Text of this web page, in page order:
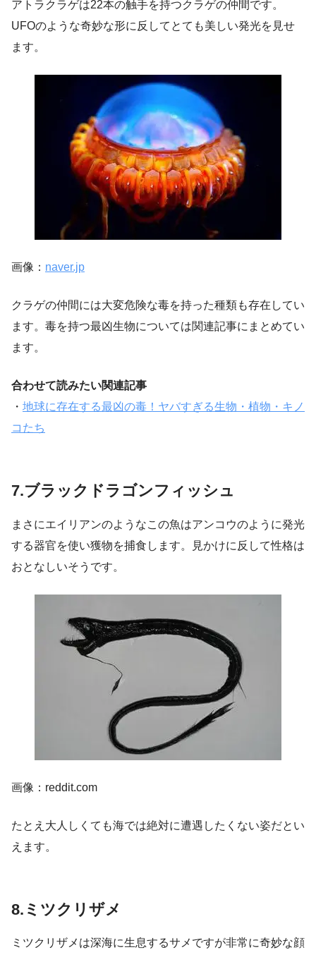
アトラクラゲは22本の触手を持つクラゲの仲間です。
UFOのような奇妙な形に反してとても美しい発光を見せ
ます。
画像： naver.jp
クラゲの仲間には大変危険な毒を持った種類も存在してい
ます。毒を持つ最凶生物については関連記事にまとめてい
ます。
合わせて読みたい関連記事
・ 地球に存在する最凶の毒！ヤバすぎる生物・植物・キノ
コたち
7.ブラックドラゴンフィッシュ
まさにエイリアンのようなこの魚はアンコウのように発光
する器官を使い獲物を捕食します。見かけに反して性格は
おとなしいそうです。
画像：reddit.com
たとえ大人しくても海では絶対に遭遇したくない姿だとい
えます。
8.ミツクリザメ
ミツクリザメは深海に生息するサメですが非常に奇妙な顔